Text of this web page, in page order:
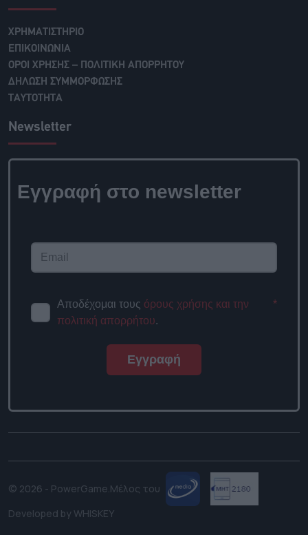
ΧΡΗΜΑΤΙΣΤΗΡΙΟ
ΕΠΙΚΟΙΝΩΝΙΑ
ΟΡΟΙ ΧΡΗΣΗΣ – ΠΟΛΙΤΙΚΗ ΑΠΟΡΡΗΤΟΥ
ΔΗΛΩΣΗ ΣΥΜΜΟΡΦΩΣΗΣ
ΤΑΥΤΟΤΗΤΑ
Newsletter
Εγγραφή στο newsletter
Αποδέχομαι τους όρους χρήσης και την
πολιτική απορρήτου.
*
Εγγραφή
© 2026 - PowerGame.Μέλος του
Developed by WHISKEY